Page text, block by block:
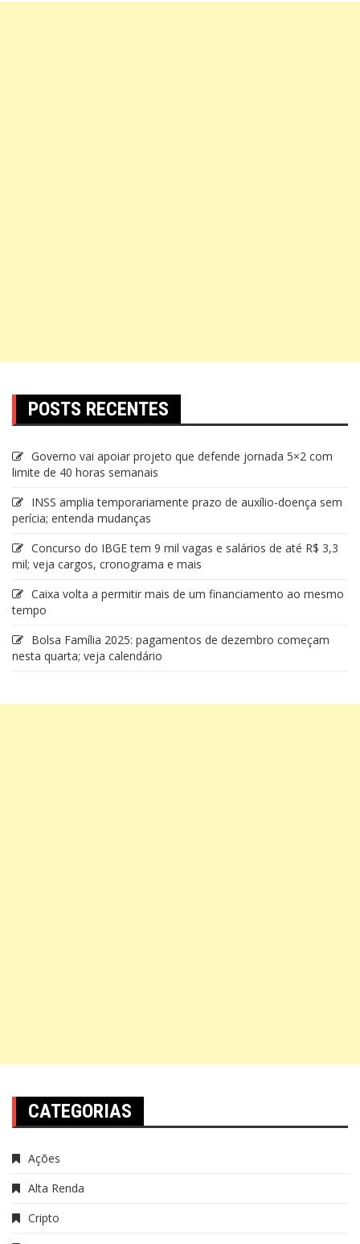
POSTS RECENTES
Governo vai apoiar projeto que defende jornada 5×2 com
limite de 40 horas semanais
INSS amplia temporariamente prazo de auxílio-doença sem
perícia; entenda mudanças
Concurso do IBGE tem 9 mil vagas e salários de até R$ 3,3
mil; veja cargos, cronograma e mais
Caixa volta a permitir mais de um financiamento ao mesmo
tempo
Bolsa Família 2025: pagamentos de dezembro começam
nesta quarta; veja calendário
CATEGORIAS
Ações
Alta Renda
Cripto